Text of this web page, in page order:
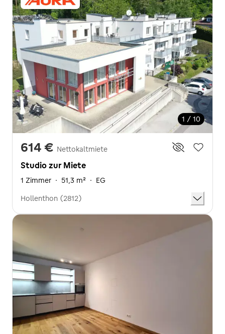
1 / 10
614 € Nettokaltmiete
Studio zur Miete
1 Zimmer · 51,3 m² · EG
Hollenthon (2812)